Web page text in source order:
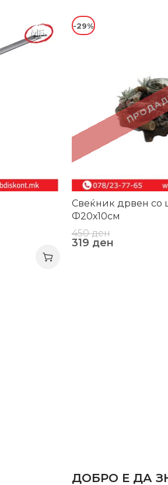
-29%
Свеќник дрвен
Ф20х10см
450ден
319 ден
ДОБРО Е ДА